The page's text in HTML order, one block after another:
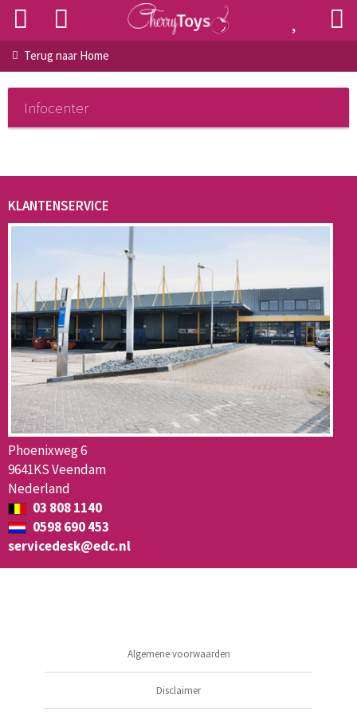
Terug naar Home
Infocenter
KLANTENSERVICE
Phoenixweg 6
9641KS Veendam
Nederland
03 808 1140
0598 690 453
servicedesk@edc.nl
Algemene voorwaarden
Disclaimer